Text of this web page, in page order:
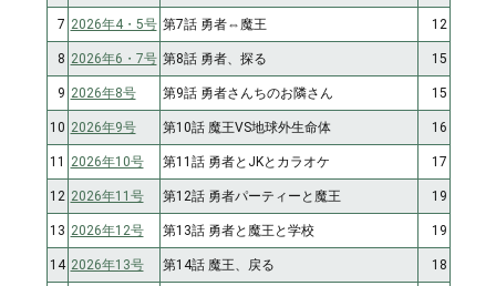
7 2026年4・5号 第7話 勇者⇔魔王 12
8 2026年6・7号 第8話 勇者、探る 15
9 2026年8号 第9話 勇者さんちのお隣さん 15
10 2026年9号 第10話 魔王VS地球外生命体 16
11 2026年10号 第11話 勇者とJKとカラオケ 17
12 2026年11号 第12話 勇者パーティーと魔王 19
13 2026年12号 第13話 勇者と魔王と学校 19
14 2026年13号 第14話 魔王、戻る 18